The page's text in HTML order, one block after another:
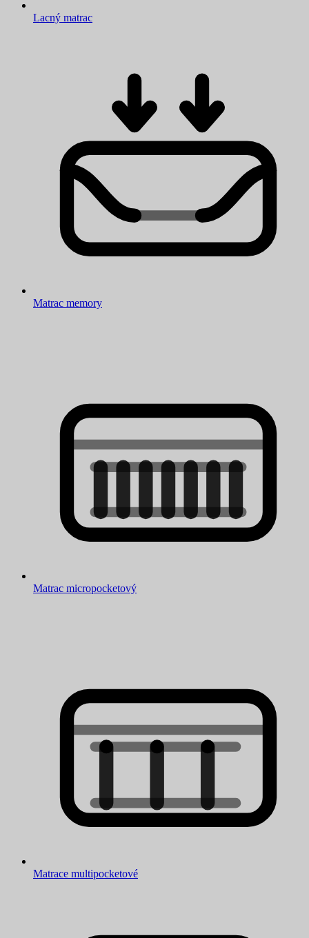
Lacný matrac
Matrac memory
Matrac micropocketový
Matrace multipocketové